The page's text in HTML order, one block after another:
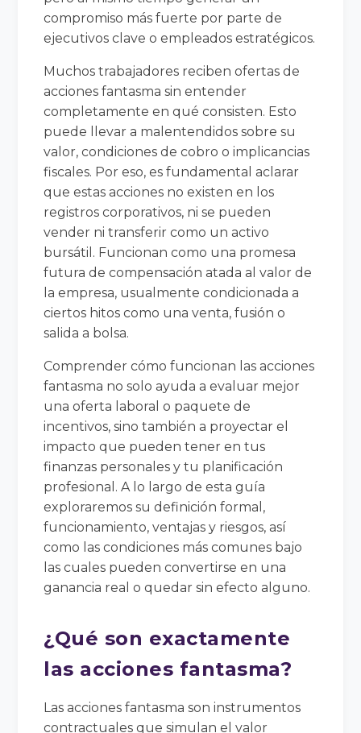
compromiso más fuerte por parte de
ejecutivos clave o empleados estratégicos.
Muchos trabajadores reciben ofertas de
acciones fantasma sin entender
completamente en qué consisten. Esto
puede llevar a malentendidos sobre su
valor, condiciones de cobro o implicancias
fiscales. Por eso, es fundamental aclarar
que estas acciones no existen en los
registros corporativos, ni se pueden
vender ni transferir como un activo
bursátil. Funcionan como una promesa
futura de compensación atada al valor de
la empresa, usualmente condicionada a
ciertos hitos como una venta, fusión o
salida a bolsa.
Comprender cómo funcionan las acciones
fantasma no solo ayuda a evaluar mejor
una oferta laboral o paquete de
incentivos, sino también a proyectar el
impacto que pueden tener en tus
finanzas personales y tu planificación
profesional. A lo largo de esta guía
exploraremos su definición formal,
funcionamiento, ventajas y riesgos, así
como las condiciones más comunes bajo
las cuales pueden convertirse en una
ganancia real o quedar sin efecto alguno.
¿Qué son exactamente
las acciones fantasma?
Las acciones fantasma son instrumentos
contractuales que simulan el valor